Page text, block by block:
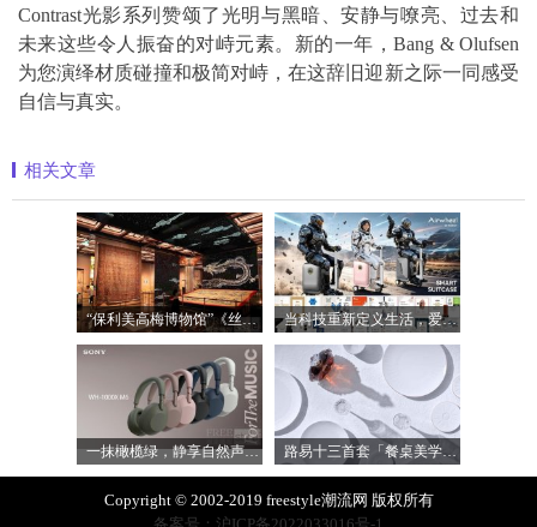
Contrast光影系列赞颂了光明与黑暗、安静与嘹亮、过去和
未来这些令人振奋的对峙元素。新的一年，Bang & Olufsen
为您演绎材质碰撞和极简对峙，在这辞旧迎新之际一同感受
自信与真实。
相关文章
“保利美高梅博物馆”《丝路》大展最后 当科技重新定义生活，爱尔威Airwheel正在
一抹橄榄绿，静享自然声 索尼WH-1000XM6橄 路易十三首套「餐桌美学」系列正式揭晓
Copyright © 2002-2019 freestyle潮流网 版权所有